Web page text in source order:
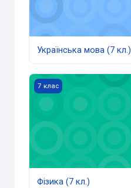
Українська мова (7 кл.)
Фізика (7 кл.)
7 клас
Фізика (7 кл.)